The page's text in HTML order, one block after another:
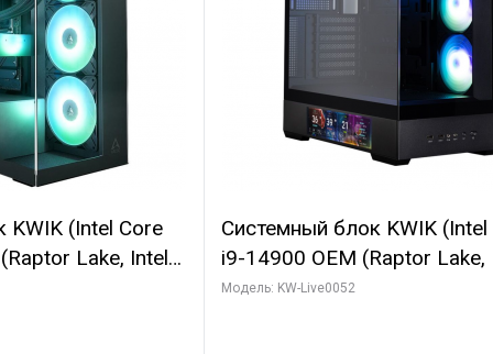
(Intel Core
Lake, Intel
Системный блок KWIK (Intel
i9-14900 OEM (Raptor Lake,
C24 16EC/8PC// 64 ГБ ОЗУ
Модель: KW-Live0052